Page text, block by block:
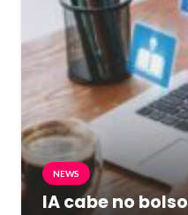
NEWS
IA cabe no bolso